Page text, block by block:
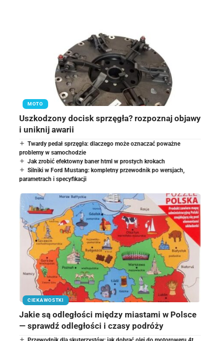
MOTO
Uszkodzony docisk sprzęgła? rozpoznaj objawy
i uniknij awarii
Twardy pedał sprzęgła: dlaczego może oznaczać poważne
problemy w samochodzie
Jak zrobić efektowny baner html w prostych krokach
Silniki w Ford Mustang: kompletny przewodnik po wersjach,
parametrach i specyfikacji
CIEKAWOSTKI
Jakie są odległości między miastami w Polsce
— sprawdź odległości i czasy podróży